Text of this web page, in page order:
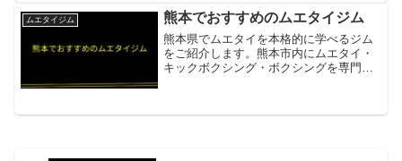
田の2拠点展開項目内容...
ムエタイジム 熊本でおすすめのムエタイジム
熊本県でムエタイを本格的に学べるジム
をご紹介します。熊本市内にムエタイ・
キックボクシング・ボクシングを専門に